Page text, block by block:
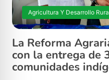
Agricultura Y Desarrollo
La Reforma
con la entrega de
comunidades